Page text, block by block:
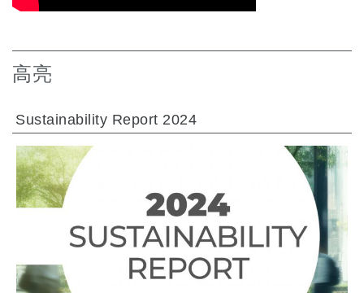
高亮
Sustainability Report 2024
前往章节